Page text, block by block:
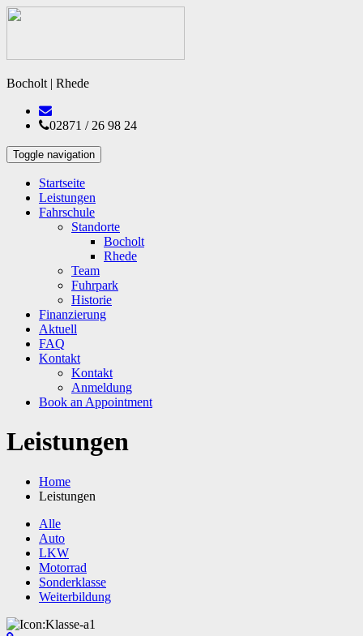
Bocholt | Rhede
02871 / 26 98 24
Toggle navigation
Startseite
Leistungen
Fahrschule
Standorte
Bocholt
Rhede
Team
Fuhrpark
Historie
Finanzierung
Aktuell
FAQ
Kontakt
Kontakt
Anmeldung
Book an Appointment
Leistungen
Home
Leistungen
Alle
Auto
LKW
Motorrad
Sonderklasse
Weiterbildung